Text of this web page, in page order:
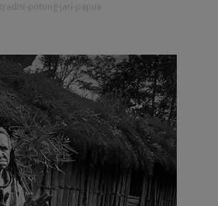
tradisi-potong-jari-papua